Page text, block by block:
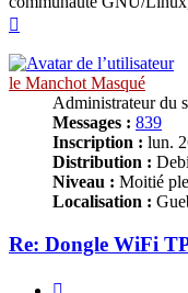
le Manchot Masqué
Administrateur du
Messages : 839
Inscription : lun.
Distribution :
Niveau : Moitié
Localisation :
Re: Dongle WiFi